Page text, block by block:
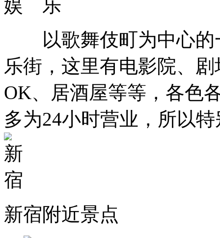
娱 乐
以歌舞伎町为中心的
乐街，这里有电影院、
OK、居酒屋等等，各色
多为24小时营业，所以
新宿附近景点